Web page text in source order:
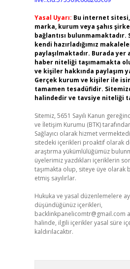
Yasal Uyarı: Bu internet
marka, kurum veya şahıs
bağlantısı bulunmamaktadır.
kendi hazırladığımız
paylaşılmaktadır. Burada
haber niteliği taşımamakta
ve kişiler hakkında paylaşım
Gerçek kurum ve kişiler ile
tamamen tesadüfidir.
halindedir ve tavsiye niteliği
Sitemiz, 5651 Sayılı Kanun
ve İletişim Kurumu (BTK)
Sağlayıcı olarak hizmet
sitedeki içerikleri proaktif olarak
araştırma yükümlülüğümüz
üyelerimiz yazdıkları içeriklerin
taşımakta olup, siteye üye olarak
etmiş sayılırlar.
Hukuka ve yasal düzenlemelere
düşündüğünüz içerikleri,
backlinkpanelicomtr@gmail.com
halinde, ilgili içerikler yasal süre
kaldırılacaktır.